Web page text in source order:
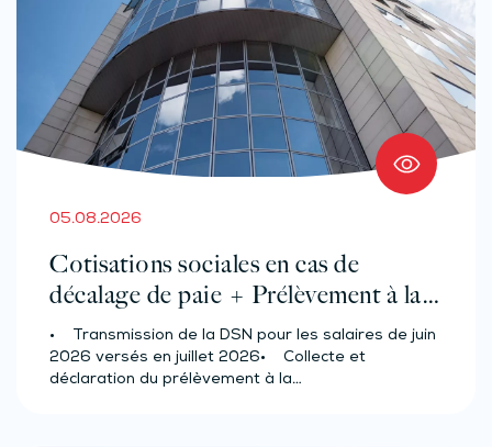
05.08.2026
Cotisations sociales en cas de
décalage de paie + Prélèvement à la
source des salariés et assimilés
(effectif d’au moins 50 salariés)
• Transmission de la DSN pour les salaires de juin
2026 versés en juillet 2026• Collecte et
déclaration du prélèvement à la…